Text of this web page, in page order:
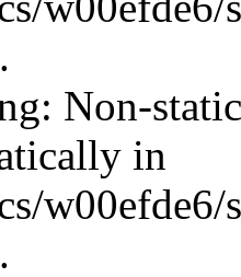
Non-
in
w00efde6/